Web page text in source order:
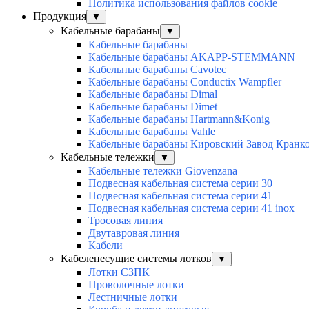
Политика использования файлов cookie
Продукция
▼
Кабельные барабаны ▼
Кабельные барабаны
Кабельные барабаны AKAPP-STEMMANN
Кабельные барабаны Cavotec
Кабельные барабаны Conductix Wampfler
Кабельные барабаны Dimal
Кабельные барабаны Dimet
Кабельные барабаны Hartmann&Konig
Кабельные барабаны Vahle
Кабельные барабаны Кировский Завод
Кабельные тележки
▼
Кабельные тележки Giovenzana
Подвесная кабельная система серии 30
Подвесная кабельная система серии 41
Подвесная кабельная система серии 41 inox
Тросовая линия
Двутавровая линия
Кабели
Кабеленесущие системы лотков
▼
Лотки СЗПК
Проволочные лотки
Лестничные лотки